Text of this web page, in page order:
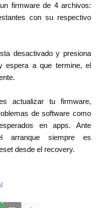
firmware de 4 archivos:
con su respectivo
desactivado y presiona
espera a que termine, el
actualizar tu firmware,
de software como
en apps. Ante
arranque siempre es
desde el recovery.